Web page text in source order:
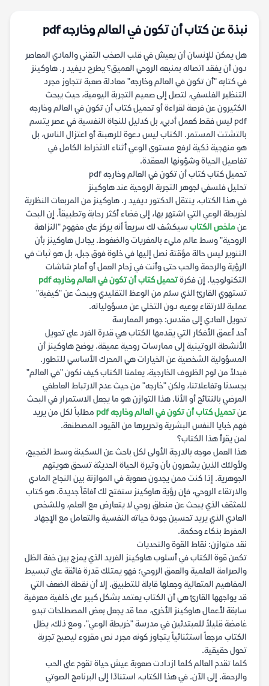
نبذة عن كتاب أن تكون في العالم وخارجه pdf
هل يمكن للإنسان أن يعيش في قلب الصخب التقني والمادي المعاصر
دون أن يفقد اتصاله بمنبعه الروحي العميق؟ يطرح ديفيد ر. هاوكينز
في كتابه "أن تكون في العالم وخارجه" معادلة صعبة تتجاوز مجرد
التنظير الفلسفي، لتصل إلى صميم التجربة اليومية، حيث يبحث
الكثيرون عن فرصة لقراءة أو تحميل كتاب أن تكون في العالم وخارجه
pdf ليس فقط كعمل أدبي، بل كدليل للنجاة النفسية في عصر يتسم
بالتشتت المستمر. الكتاب ليس دعوة للرهبنة أو اعتزال الناس، بل
هو منهجية ذكية لرفع مستوى الوعي أثناء الانخراط الكامل في
تفاصيل الحياة وشؤونها المعقدة.
تحميل كتاب كتاب أن تكون في العالم وخارجه pdf
تحليل فلسفي لجوهر التجربة الروحية عند هاوكينز
في هذا الكتاب، ينتقل الدكتور ديفيد ر. هاوكينز من المربعات النظرية
لخريطة الوعي التي اشتهر بها، إلى فضاء أكثر رحابة وتطبيقاً. إن البحث
عنملخص الكتاب سيكشف لك سريعاً أنه يركز على مفهوم "النزاهة
الروحية" وسط عالم مليء بالمغريات والضغوط. يجادل هاوكينز بأن
التنوير ليس حالة مؤقتة نصل إليها في خلوة فوق جبل، بل هو ثبات في
الرؤية والرحمة والحب حتى وأنت في زحام العمل أو أمام شاشات
التكنولوجيا. إن فكرةتحميل كتاب أن تكون في العالم وخارجه pdf
تستهوي القارئ الذي سئم من الوعظ التقليدي ويبحث عن "كيفية"
عملية للارتقاء بوعيه دون التخلي عن مسؤولياته.
تحويل العادي إلى مقدس: جوهر الممارسة
أحد أعمق الأفكار التي يقدمها الكتاب هي قدرة الفرد على تحويل
الأنشطة الروتينية إلى ممارسات روحية عميقة. يوضح هاوكينز أن
المسؤولية الشخصية عن الخيارات هي المحرك الأساسي للتطور.
فبدلاً من لوم الظروف الخارجية، يعلمنا الكتاب كيف نكون "في العالم"
بجسدنا وتفاعلاتنا، ولكن "خارجه" من حيث عدم الارتباط العاطفي
المرضي بالنتائج أو الأنا. هذا التوازن هو ما يجعل الاستمرار في البحث
عنتحميل كتاب أن تكون في العالم وخارجه pdf
مطلباً لكل من يريد
فهم خبايا النفس البشرية وتحريرها من القيود المصطنعة.
لمن يقرأ هذا الكتاب؟
هذا العمل موجه بالدرجة الأولى لكل باحث عن السكينة وسط الضجيج،
ولأولئك الذين يشعرون بأن وتيرة الحياة الحديثة تسحق هويتهم
الجوهرية. إذا كنت ممن يجدون صعوبة في الموازنة بين النجاح المادي
والارتقاء الروحي، فإن رؤية هاوكينز ستفتح لك آفاقاً جديدة. هو كتاب
للمثقف الذي يبحث عن منطق روحي لا يتعارض مع العلم، وللشخص
العادي الذي يريد تحسين جودة حياته النفسية والتعامل مع الإجهاد
المفرط بذكاء وحكمة.
نقد متوازن: نقاط القوة والتحديات
تكمن قوة الكتاب في أسلوب هاوكينز الفريد الذي يمزج بين خفة الظل
والصرامة العلمية والعمق الروحي؛ فهو يمتلك قدرة فائقة على تبسيط
المفاهيم المتعالية وجعلها قابلة للتطبيق. إلا أن نقطة الضعف التي
قد يواجهها القارئ هي أن الكتاب يعتمد بشكل كبير على خلفية معرفية
سابقة لأعمال هاوكينز الأخرى، مما قد يجعل بعض المصطلحات تبدو
غامضة قليلاً للمبتدئين في مدرسة "خريطة الوعي". ومع ذلك، يظل
الكتاب مرجعاً استثنائياً يتجاوز كونه مجرد نص مقروء ليصبح تجربة
تحول حقيقية.
كلما تقدم العالم كلما ازدادت صعوبة عيش حياة تقوم على الحب
والرحمة. إلى الآن. في هذا الكتاب، استنادًا إلى البرنامج الصوتي